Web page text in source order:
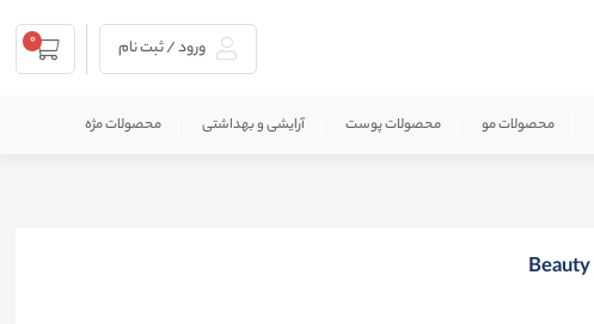
ورود / ثبت نام 0
محصولات مو محصولات پوست آرایشی و بهداشتی محصولات مژه